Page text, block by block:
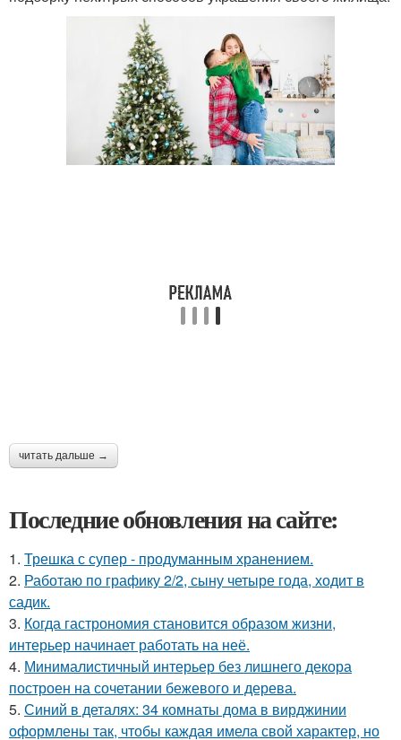
читать дальше →
Последние обновления на сайте:
1. Трешка с супер - продуманным хранением.
2. Работаю по графику 2/2, сыну четыре года, ходит в
садик.
3. Когда гастрономия становится образом жизни,
интерьер начинает работать на неё.
4. Минималистичный интерьер без лишнего декора
построен на сочетании бежевого и дерева.
5. Синий в деталях: 34 комнаты дома в вирджинии
оформлены так, чтобы каждая имела свой характер, но